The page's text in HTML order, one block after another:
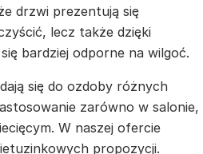
drzwi prezentują się
lecz także dzięki
bardziej odporne na wilgoć.
się do ozdoby różnych
zarówno w salonie,
W naszej ofercie
propozycji.